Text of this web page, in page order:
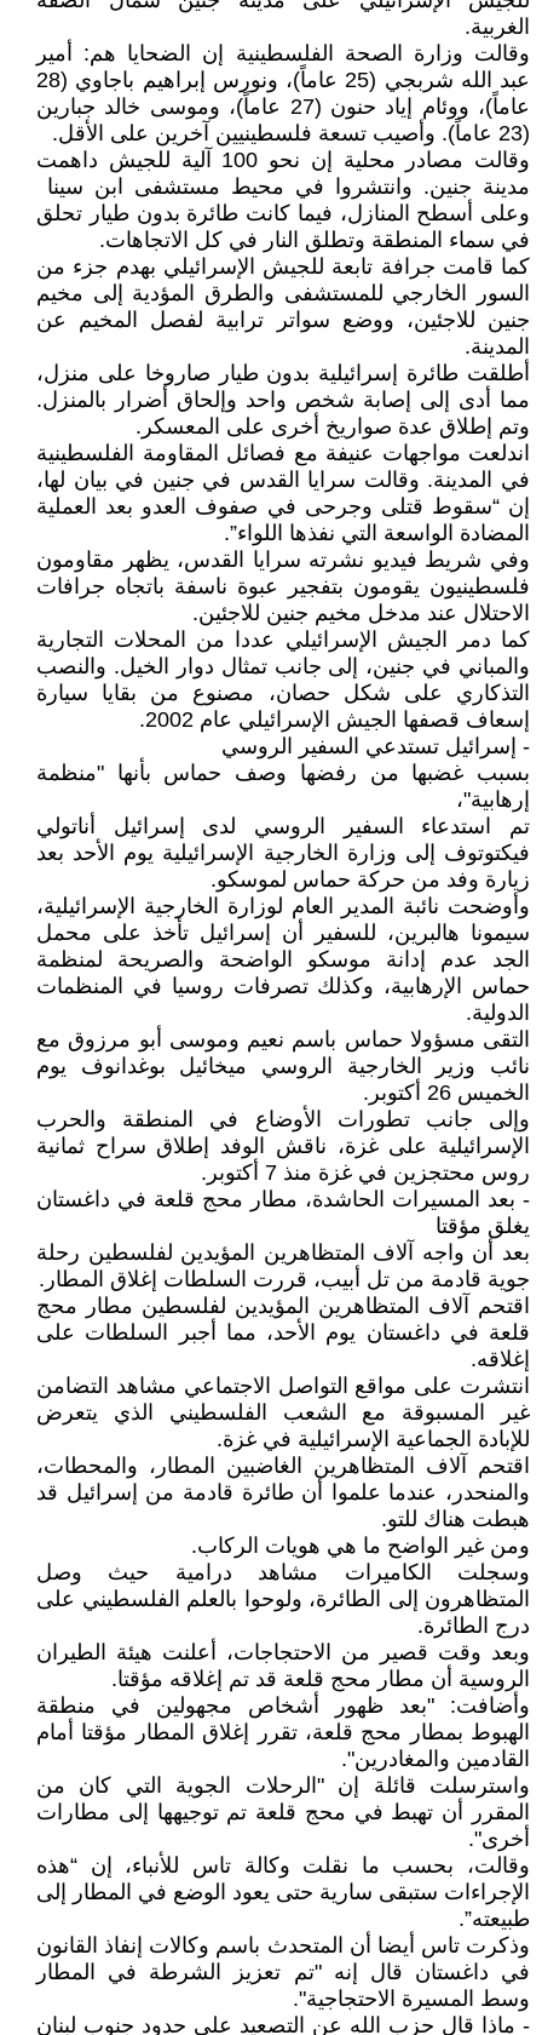
الغربية.
وقالت وزارة الصحة الفلسطينية إن الضحايا هم: أمير
عبد الله شربجي (25 عاماً)، ونورس إبراهيم باجاوي (28
عاماً)، ووئام إياد حنون (27 عاماً)، وموسى خالد جبارين
(23 عاماً). وأصيب تسعة فلسطينيين آخرين على الأقل.
وقالت مصادر محلية إن نحو 100 آلية للجيش داهمت
مدينة جنين. وانتشروا في محيط مستشفى ابن سينا ​​
وعلى أسطح المنازل، فيما كانت طائرة بدون طيار تحلق
في سماء المنطقة وتطلق النار في كل الاتجاهات.
كما قامت جرافة تابعة للجيش الإسرائيلي بهدم جزء من
السور الخارجي للمستشفى والطرق المؤدية إلى مخيم
جنين للاجئين، ووضع سواتر ترابية لفصل المخيم عن
المدينة.
أطلقت طائرة إسرائيلية بدون طيار صاروخا على منزل،
مما أدى إلى إصابة شخص واحد وإلحاق أضرار بالمنزل.
وتم إطلاق عدة صواريخ أخرى على المعسكر.
اندلعت مواجهات عنيفة مع فصائل المقاومة الفلسطينية
في المدينة. وقالت سرايا القدس في جنين في بيان لها،
إن “سقوط قتلى وجرحى في صفوف العدو بعد العملية
المضادة الواسعة التي نفذها اللواء”.
وفي شريط فيديو نشرته سرايا القدس، يظهر مقاومون
فلسطينيون يقومون بتفجير عبوة ناسفة باتجاه جرافات
الاحتلال عند مدخل مخيم جنين للاجئين.
كما دمر الجيش الإسرائيلي عددا من المحلات التجارية
والمباني في جنين، إلى جانب تمثال دوار الخيل. والنصب
التذكاري على شكل حصان، مصنوع من بقايا سيارة
إسعاف قصفها الجيش الإسرائيلي عام 2002.
- إسرائيل تستدعي السفير الروسي
بسبب غضبها من رفضها وصف حماس بأنها "منظمة
إرهابية"،
تم استدعاء السفير الروسي لدى إسرائيل أناتولي
فيكتوتوف إلى وزارة الخارجية الإسرائيلية يوم الأحد بعد
زيارة وفد من حركة حماس لموسكو.
وأوضحت نائبة المدير العام لوزارة الخارجية الإسرائيلية،
سيمونا هالبرين، للسفير أن إسرائيل تأخذ على محمل
الجد عدم إدانة موسكو الواضحة والصريحة لمنظمة
حماس الإرهابية، وكذلك تصرفات روسيا في المنظمات
الدولية.
التقى مسؤولا حماس باسم نعيم وموسى أبو مرزوق مع
نائب وزير الخارجية الروسي ميخائيل بوغدانوف يوم
الخميس 26 أكتوبر.
وإلى جانب تطورات الأوضاع في المنطقة والحرب
الإسرائيلية على غزة، ناقش الوفد إطلاق سراح ثمانية
روس محتجزين في غزة منذ 7 أكتوبر.
- بعد المسيرات الحاشدة، مطار محج قلعة في داغستان
يغلق مؤقتا
بعد أن واجه آلاف المتظاهرين المؤيدين لفلسطين رحلة
جوية قادمة من تل أبيب، قررت السلطات إغلاق المطار.
اقتحم آلاف المتظاهرين المؤيدين لفلسطين مطار محج
قلعة في داغستان يوم الأحد، مما أجبر السلطات على
إغلاقه.
انتشرت على مواقع التواصل الاجتماعي مشاهد التضامن
غير المسبوقة مع الشعب الفلسطيني الذي يتعرض
للإبادة الجماعية الإسرائيلية في غزة.
اقتحم آلاف المتظاهرين الغاضبين المطار، والمحطات،
والمنحدر، عندما علموا أن طائرة قادمة من إسرائيل قد
هبطت هناك للتو.
ومن غير الواضح ما هي هويات الركاب.
وسجلت الكاميرات مشاهد درامية حيث وصل
المتظاهرون إلى الطائرة، ولوحوا بالعلم الفلسطيني على
درج الطائرة.
وبعد وقت قصير من الاحتجاجات، أعلنت هيئة الطيران
الروسية أن مطار محج قلعة قد تم إغلاقه مؤقتا.
وأضافت: "بعد ظهور أشخاص مجهولين في منطقة
الهبوط بمطار محج قلعة، تقرر إغلاق المطار مؤقتا أمام
القادمين والمغادرين".
واسترسلت قائلة إن "الرحلات الجوية التي كان من
المقرر أن تهبط في محج قلعة تم توجيهها إلى مطارات
أخرى".
وقالت، بحسب ما نقلت وكالة تاس للأنباء، إن “هذه
الإجراءات ستبقى سارية حتى يعود الوضع في المطار إلى
طبيعته”.
وذكرت تاس أيضا أن المتحدث باسم وكالات إنفاذ القانون
في داغستان قال إنه "تم تعزيز الشرطة في المطار
وسط المسيرة الاحتجاجية".
- ماذا قال حزب الله عن التصعيد على حدود جنوب لبنان